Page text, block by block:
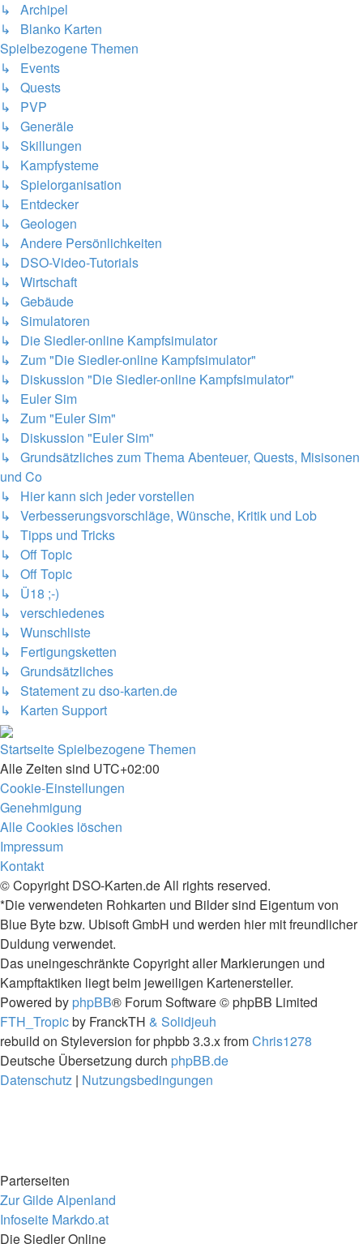
↳ Archipel
↳ Blanko Karten
Spielbezogene Themen
↳ Events
↳ Quests
↳ PVP
↳ Generäle
↳ Skillungen
↳ Kampfysteme
↳ Spielorganisation
↳ Entdecker
↳ Geologen
↳ Andere Persönlichkeiten
↳ DSO-Video-Tutorials
↳ Wirtschaft
↳ Gebäude
↳ Simulatoren
↳ Die Siedler-online Kampfsimulator
↳ Zum "Die Siedler-online Kampfsimulator"
↳ Diskussion "Die Siedler-online Kampfsimulator"
↳ Euler Sim
↳ Zum "Euler Sim"
↳ Diskussion "Euler Sim"
↳ Grundsätzliches zum Thema Abenteuer, Quests, Misisonen
und Co
↳ Hier kann sich jeder vorstellen
↳ Verbesserungsvorschläge, Wünsche, Kritik und Lob
↳ Tipps und Tricks
↳ Off Topic
↳ Off Topic
↳ Ü18 ;-)
↳ verschiedenes
↳ Wunschliste
↳ Fertigungsketten
↳ Grundsätzliches
↳ Statement zu dso-karten.de
↳ Karten Support
StartseiteSpielbezogene Themen
Alle Zeiten sind UTC+02:00
Cookie-Einstellungen
Genehmigung
Alle Cookies löschen
Impressum
Kontakt
© Copyright DSO-Karten.de All rights reserved.
*Die verwendeten Rohkarten und Bilder sind Eigentum von
Blue Byte bzw. Ubisoft GmbH und werden hier mit freundlicher
Duldung verwendet.
Das uneingeschränkte Copyright aller Markierungen und
Kampftaktiken liegt beim jeweiligen Kartenersteller.
Powered by phpBB® Forum Software © phpBB Limited
FTH_Tropicby FranckTH & Solidjeuh
rebuild on Styleversion for phpbb 3.3.x fromChris1278
Deutsche Übersetzung durch phpBB.de
Datenschutz | Nutzungsbedingungen
Parterseiten
Zur Gilde Alpenland
Infoseite Markdo.at
Die Siedler Online